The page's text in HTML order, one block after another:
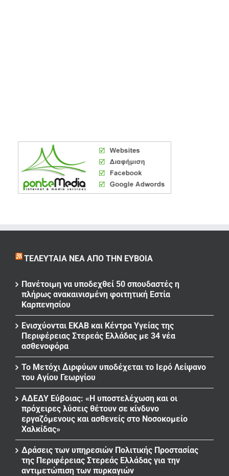
ΤΕΛΕΥΤΑΊΑ ΝΈΑ ΑΠΌ ΤΗΝ ΕΎΒΟΙΑ
Πανέτοιμη να υποδεχθεί 50 σπουδαστές η
πλήρως ανακαινισμένη φοιτητική Εστία
Καρπενησίου
Ενισχύονται ΕΚΑΒ και Κέντρα Υγείας της
Περιφέρειας Στερεάς Ελλάδας με 34 νέα
ασθενοφόρα
Το Μετόχι Διρφύων υποδέχεται το Ιερό Λείψανο
του Αγίου Γεωργίου
ΑΔΕΔΥ Εύβοιας: «Η υποστελέχωση και οι
πρόχειρες λύσεις θέτουν σε κίνδυνο
εργαζόμενους και ασθενείς στο Νοσοκομείο
Χαλκίδας»
Δράσεις των υπηρεσιών Πολιτικής Προστασίας
της Περιφέρειας Στερεάς Ελλάδας για την
αντιμετώπιση των πυρκαγιών